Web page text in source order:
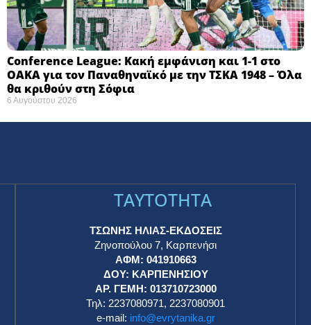
Conference League: Κακή εμφάνιση και 1-1 στο
ΟΑΚΑ για τον Παναθηναϊκό με την ΤΣΚΑ 1948 – Όλα
θα κριθούν στη Σόφια ​
6 Αυγούστου 2026
TAYTOTHTA
ΤΣΩΝΗΣ ΗΛΙΑΣ-ΕΚΔΟΣΕΙΣ
Ζηνοπούλου 7, Καρπενήσι
ΑΦΜ: 041910663
ΔΟΥ: ΚΑΡΠΕΝΗΣΙΟΥ
ΑΡ. ΓΕΜΗ: 013710723000
Τηλ: 2237080971, 2237080901
e-mail: info@evrytanika.gr